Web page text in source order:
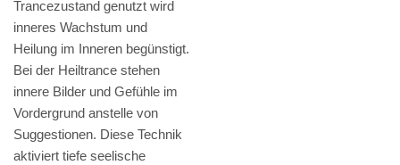
Trancezustand genutzt wird
inneres Wachstum und
Heilung im Inneren begünstigt.
Bei der Heiltrance stehen
innere Bilder und Gefühle im
Vordergrund anstelle von
Suggestionen. Diese Technik
aktiviert tiefe seelische